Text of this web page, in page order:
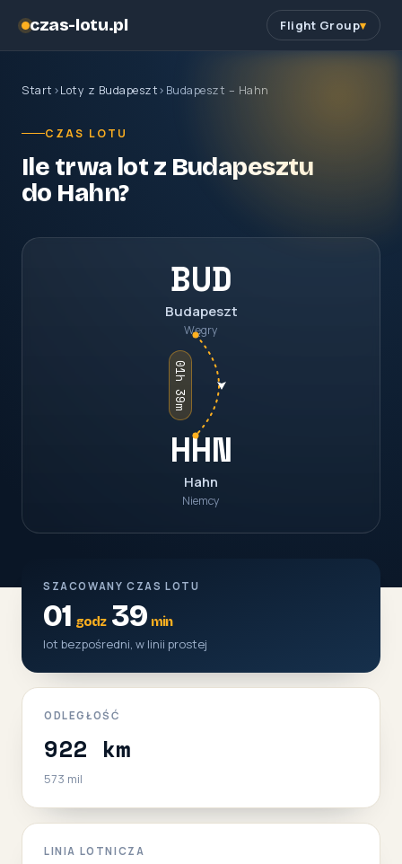
czas-lotu.pl Flight Group
Start ›Loty z Budapeszt› Budapeszt – Hahn
CZAS LOTU
Ile trwa lot z Budapesztu
do Hahn?
BUD
Budapeszt
Węgry
01h 39m
HHN
Hahn
Niemcy
SZACOWANY CZAS LOTU
01 godz39 min
lot bezpośredni, w linii prostej
ODLEGŁOŚĆ
922 km
573 mil
LINIA LOTNICZA